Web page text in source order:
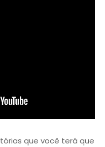
que você terá que